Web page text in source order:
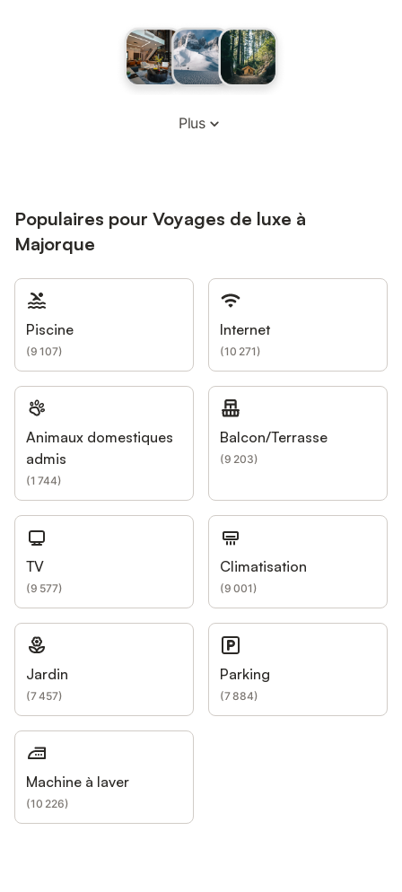
Plus
Populaires pour Voyages de luxe à
Majorque
Piscine
(9 107)
Internet
(10 271)
Animaux domestiques
admis
(1 744)
Balcon/Terrasse
(9 203)
TV
(9 577)
Climatisation
(9 001)
Jardin
(7 457)
Parking
(7 884)
Machine à laver
(10 226)